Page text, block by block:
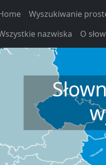
Wyszukiwanie
nazwiska
O